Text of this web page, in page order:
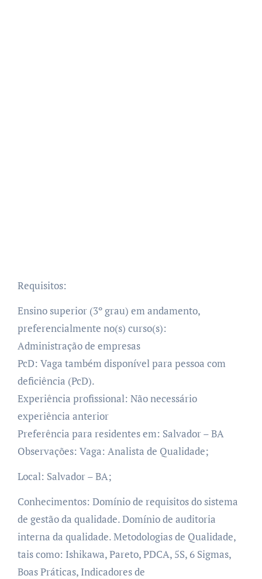
Requisitos:
Ensino superior (3º grau) em andamento,
preferencialmente no(s) curso(s):
Administração de empresas
PcD: Vaga também disponível para pessoa com
deficiência (PcD).
Experiência profissional: Não necessário
experiência anterior
Preferência para residentes em: Salvador – BA
Observações: Vaga: Analista de Qualidade;
Local: Salvador – BA;
Conhecimentos: Domínio de requisitos do sistema
de gestão da qualidade. Domínio de auditoria
interna da qualidade. Metodologias de Qualidade,
tais como: Ishikawa, Pareto, PDCA, 5S, 6 Sigmas,
Boas Práticas, Indicadores de